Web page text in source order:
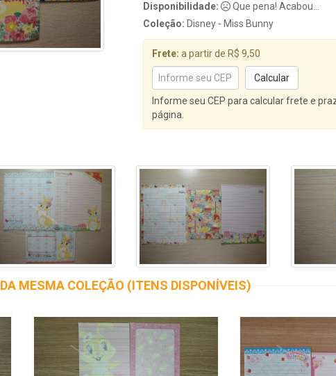
Disponibilidade:
Que pena! Acabou...
Coleção: Disney - Miss Bunny
Frete: a partir de R$ 9,50
Informe seu CEP para calcular frete e
página.
DA MESMA COLEÇÃO (ITENS DISPONÍVEIS)